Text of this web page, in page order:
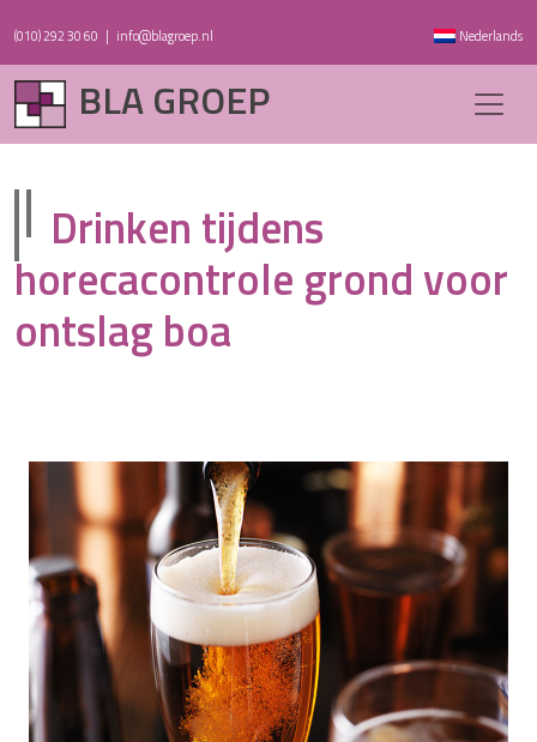
(010) 292 30 60 | info@blagroep.nl Nederlands
BLA GROEP
Drinken tijdens
horecacontrole grond voor
ontslag boa